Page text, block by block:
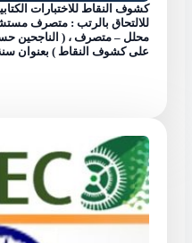
كشوف النقاط للاختبارات
للالتحاق بالرتب : متصرف
محلل – متصرف ، ( الناجحين
على كشوف النقاط ) بعنوان سنة